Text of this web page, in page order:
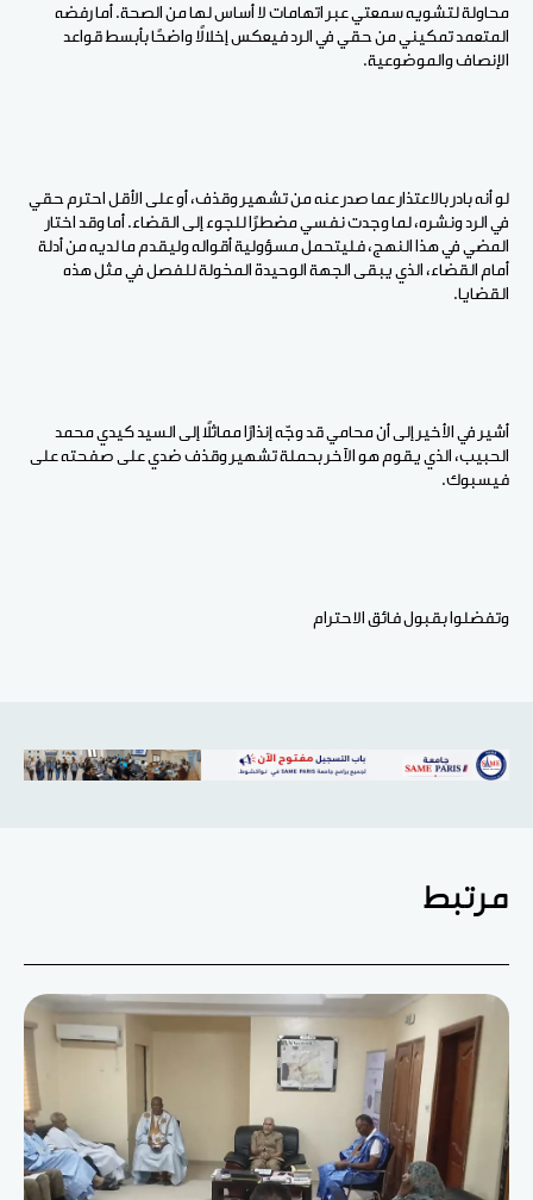
محاولة لتشويه سمعتي عبر اتهامات لا أساس لها من الصحة. أما رفضه
المتعمد تمكيني من حقي في الرد فيعكس إخلالًا واضحًا بأبسط قواعد
الإنصاف والموضوعية.
لو أنه بادر بالاعتذار عما صدر عنه من تشهير وقذف، أو على الأقل احترم حقي
في الرد ونشره، لما وجدت نفسي مضطرًا للجوء إلى القضاء. أما وقد اختار
المضي في هذا النهج، فليتحمل مسؤولية أقواله وليقدم ما لديه من أدلة
أمام القضاء، الذي يبقى الجهة الوحيدة المخولة للفصل في مثل هذه
القضايا.
أشير في الأخير إلى أن محامي قد وجّه إنذارًا مماثلًا إلى السيد كيدي محمد
الحبيب، الذي يقوم هو الآخر بحملة تشهير وقذف ضدي على صفحته على
فيسبوك.
وتفضلوا بقبول فائق الاحترام
مرتبط